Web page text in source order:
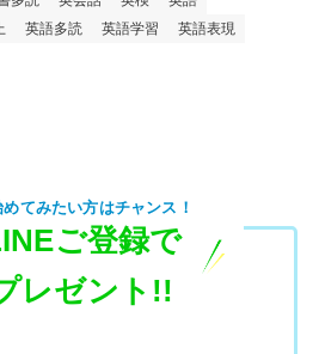
英語多読 英語学習
英語表現
てみたい方はチャンス！
ご登録で
レゼント!!